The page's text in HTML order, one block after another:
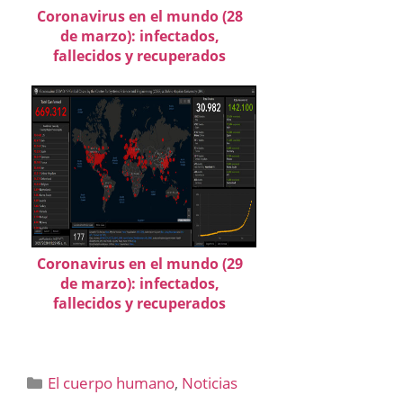
Coronavirus en el mundo (28
de marzo): infectados,
fallecidos y recuperados
Coronavirus en el mundo (29
de marzo): infectados,
fallecidos y recuperados
Categorías
El cuerpo humano, Noticias